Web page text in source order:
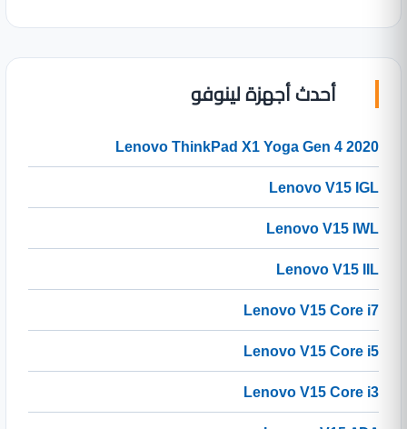
أحدث أجهزة لينوفو
Lenovo ThinkPad X1 Yoga Gen 4 2020
Lenovo V15 IGL
Lenovo V15 IWL
Lenovo V15 IIL
Lenovo V15 Core i7
Lenovo V15 Core i5
Lenovo V15 Core i3